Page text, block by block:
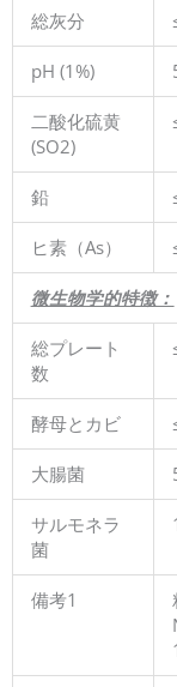
総灰分
pH (1%)
二酸化硫黄
(SO2)
鉛
ヒ素（As）
微生物学的特徴：
総プレート
数
酵母とカビ
大腸菌
サルモネラ
菌
備考1